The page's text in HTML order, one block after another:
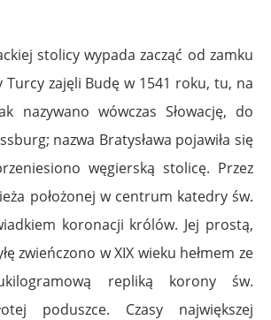
stolicy wypada zacząć od zamku
Turcy zajęli Budę w 1541 roku, tu, na
nazywano wówczas Słowację, do
nazwa Bratysława pojawiła się
węgierską stolicę. Przez
położonej w centrum katedry św.
koronacji królów. Jej prostą,
zwieńczono w XIX wieku hełmem ze
repliką korony św.
poduszce. Czasy największej